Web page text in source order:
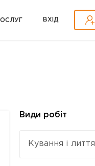
ВХІД
Види робіт
Кування і лиття